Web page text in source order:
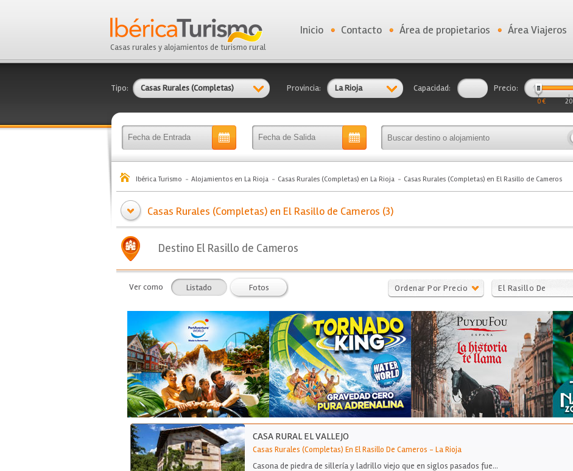
Casas rurales y alojamientos de turismo rural
Inicio Contacto Área de propietarios Área Viajeros
Tipo: Casas Rurales (Completas) Provincia: La Rioja Capacidad: Precio:
0 € 20
Ibérica Turismo Alojamientos en La Rioja Casas Rurales (Completas) en La Rioja Casas Rurales (Completas) en El Rasillo de Cameros
Casas Rurales (Completas) en El Rasillo de Cameros (3)
Destino El Rasillo de Cameros
Ver como Listado Fotos Ordenar Por Precio
El Rasillo De
Cameros
CASA RURAL EL VALLEJO
Casas Rurales (Completas) En El Rasillo De Cameros - La Rioja
Casona de piedra de sillería y ladrillo viejo que en siglos pasados fue…